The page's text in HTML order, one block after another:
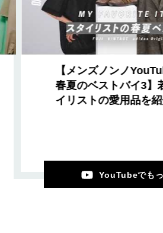
【メンズノンノ
春夏のベストバイ3】
イリストの愛用品を紹
YouTubeでも